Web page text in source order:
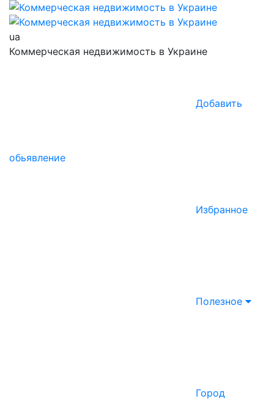
ua
Коммерческая недвижимость в Украине
Добавить
обьявление
Избранное
Полезное
Город